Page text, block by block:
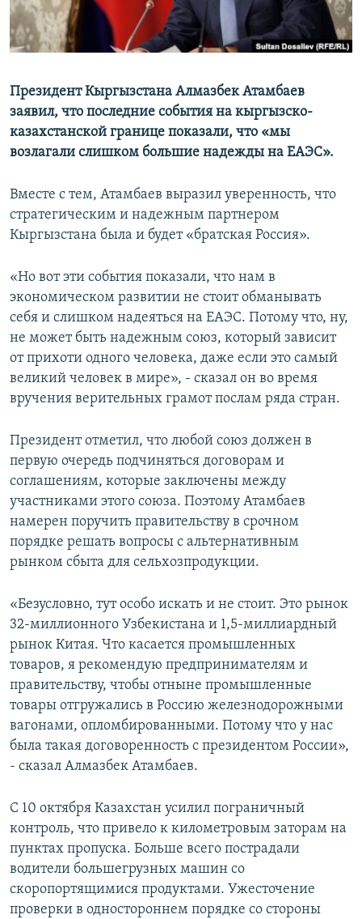
Президент Кыргызстана Алмазбек Атамбаев
заявил, что последние события на кыргызско-
казахстанской границе показали, что «мы
возлагали слишком большие надежды на ЕАЭС».
Вместе с тем, Атамбаев выразил уверенность, что
стратегическим и надежным партнером
Кыргызстана была и будет «братская Россия».
«Но вот эти события показали, что нам в
экономическом развитии не стоит обманывать
себя и слишком надеяться на ЕАЭС. Потому что, ну,
не может быть надежным союз, который зависит
от прихоти одного человека, даже если это самый
великий человек в мире», - сказал он во время
вручения верительных грамот послам ряда стран.
Президент отметил, что любой союз должен в
первую очередь подчиняться договорам и
соглашениям, которые заключены между
участниками этого союза. Поэтому Атамбаев
намерен поручить правительству в срочном
порядке решать вопросы с альтернативным
рынком сбыта для сельхозпродукции.
«Безусловно, тут особо искать и не стоит. Это рынок
32-миллионного Узбекистана и 1,5-миллиардный
рынок Китая. Что касается промышленных
товаров, я рекомендую предпринимателям и
правительству, чтобы отныне промышленные
товары отгружались в Россию железнодорожными
вагонами, опломбированными. Потому что у нас
была такая договоренность с президентом России»,
- сказал Алмазбек Атамбаев.
С 10 октября Казахстан усилил пограничный
контроль, что привело к километровым заторам на
пунктах пропуска. Больше всего пострадали
водители большегрузных машин со
скоропортящимися продуктами. Ужесточение
проверки в одностороннем порядке со стороны